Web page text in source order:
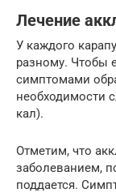
Лечение
У каждого
разному. Чтобы
симптомами
необходимости
кал).
Отметим, что
заболеванием,
поддается.